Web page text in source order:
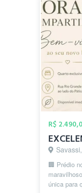
R$
🏢 Prédio
única para